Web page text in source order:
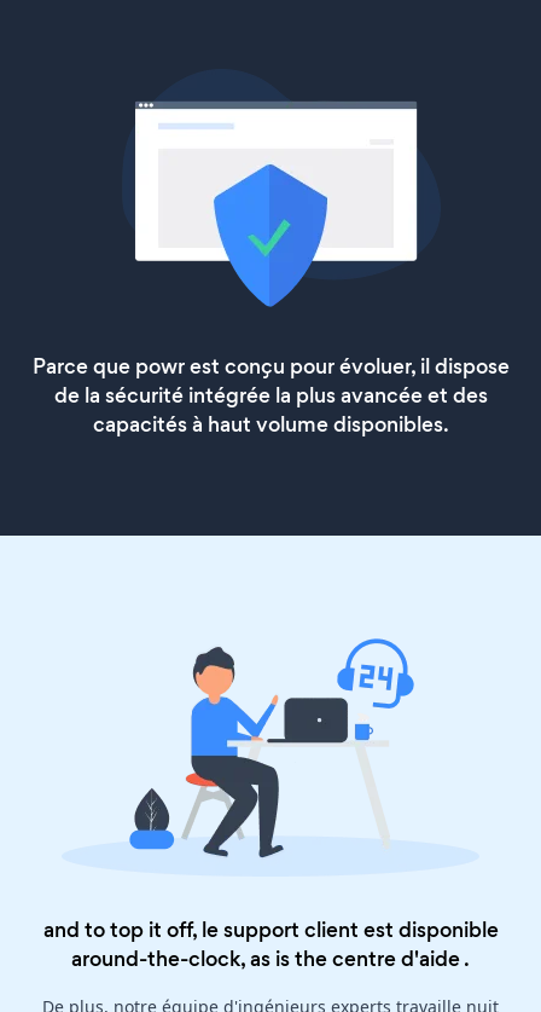
Parce que powr est conçu pour évoluer, il dispose
de la sécurité intégrée la plus avancée et des
capacités à haut volume disponibles.
and to top it off, le support client est disponible
around-the-clock, as is thecentre d'aide.
De plus, notre équipe d'ingénieurs experts travaille nuit